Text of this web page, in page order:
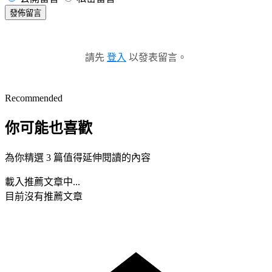
發佈留言
請先 登入 以發表留言。
Recommended
你可能也喜歡
為你精選 3 篇值得延伸閱讀的內容
載入推薦文章中...
目前沒有推薦文章